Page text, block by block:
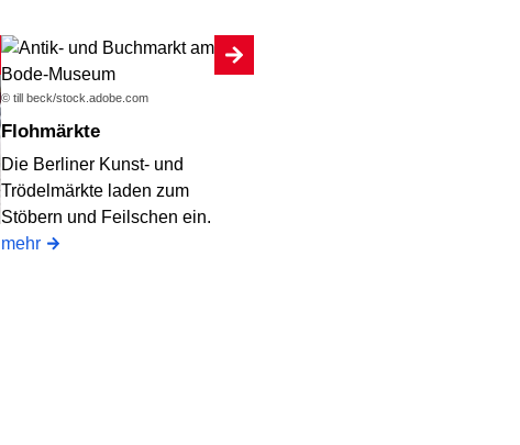
© till beck/stock.adobe.com
Flohmärkte
Die Berliner Kunst- und
Trödelmärkte laden zum
Stöbern und Feilschen ein.
mehr